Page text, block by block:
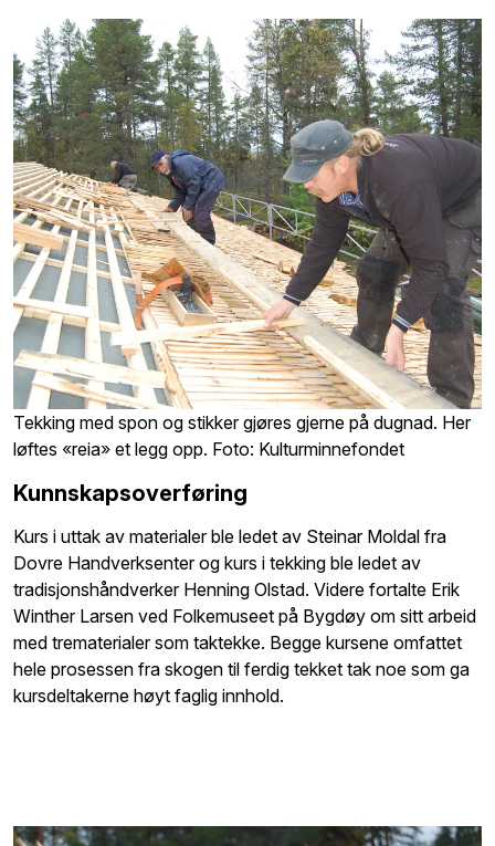
Tekking med spon og stikker gjøres gjerne på dugnad. Her
løftes «reia» et legg opp. Foto: Kulturminnefondet
Kunnskapsoverføring
Kurs i uttak av materialer ble ledet av Steinar Moldal fra
Dovre Handverksenter og kurs i tekking ble ledet av
tradisjonshåndverker Henning Olstad. Videre fortalte Erik
Winther Larsen ved Folkemuseet på Bygdøy om sitt arbeid
med trematerialer som taktekke. Begge kursene omfattet
hele prosessen fra skogen til ferdig tekket tak noe som ga
kursdeltakerne høyt faglig innhold.